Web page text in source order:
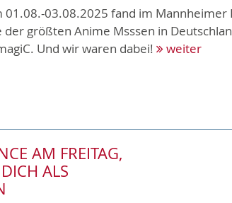
01.08.-03.08.2025 fand im Mannheimer
der größten Anime Msssen in
Und wir waren dabei!
weiter
AM FREITAG,
ALS